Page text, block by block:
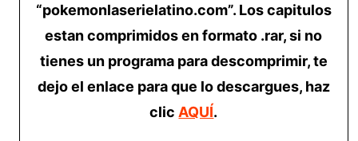
“pokemonlaserielatino.com”. Los capitulos
estan comprimidos en formato .rar, si no
tienes un programa para descomprimir, te
dejo el enlace para que lo descargues, haz
clic AQUÍ.